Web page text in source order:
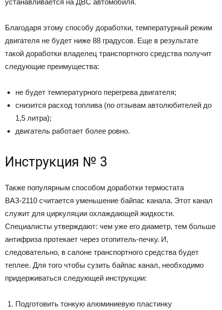
Благодаря этому способу доработки, температурный режим
двигателя не будет ниже 88 градусов. Еще в результате
такой доработки владелец транспортного средства получит
следующие преимущества:
не будет температурного перегрева двигателя;
снизится расход топлива (по отзывам автолюбителей до
1,5 литра);
двигатель работает более ровно.
Инструкция № 3
Также популярным способом доработки термостата
ВАЗ-2110 считается уменьшение байпас канала. Этот канал
служит для циркуляции охлаждающей жидкости.
Специалисты утверждают: чем уже его диаметр, тем больше
антифриза протекает через отопитель-печку. И,
следовательно, в салоне транспортного средства будет
теплее. Для того чтобы сузить байпас канал, необходимо
придерживаться следующей инструкции:
Подготовить тонкую алюминиевую пластинку